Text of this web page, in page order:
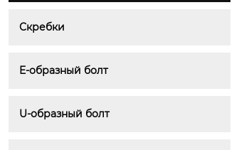
Скребки
E-образный болт
U-образный болт